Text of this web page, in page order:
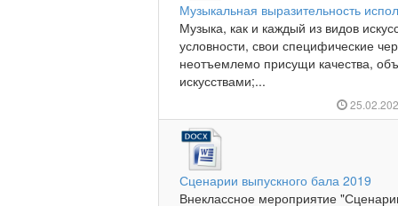
Музыкальная выразительность
Музыка, как и каждый из видов
условности, свои специфические
неотъемлемо присущи качества,
искусствами;...
Сценарии выпускного бала 2019
Внеклассное мероприятие